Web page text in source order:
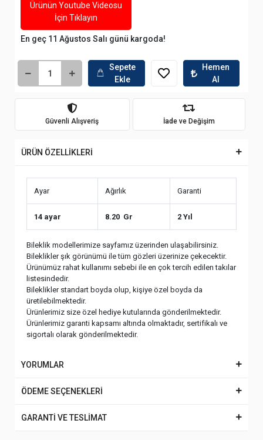
Ürünün Youtube Videosu
İçin Tıklayın
En geç 11 Ağustos Salı günü kargoda!
Sepete
Ekle
Hemen
Al
Güvenli Alışveriş İade ve Değişim
ÜRÜN ÖZELLİKLERİ
Ayar Ağırlık Garanti
14 ayar 8.20 Gr 2 Yıl
Bileklik modellerimize sayfamız üzerinden ulaşabilirsiniz.
Bileklikler şık görünümü ile tüm gözleri üzerinize çekecektir.
Ürünümüz rahat kullanımı sebebi ile en çok tercih edilen takılar
listesindedir.
Bileklikler standart boyda olup, kişiye özel boyda da
üretilebilmektedir.
Ürünlerimiz size özel hediye kutularında gönderilmektedir.
Ürünlerimiz garanti kapsamı altında olmaktadır, sertifikalı ve
sigortalı olarak gönderilmektedir.
YORUMLAR
ÖDEME SEÇENEKLERİ
GARANTİ VE TESLİMAT